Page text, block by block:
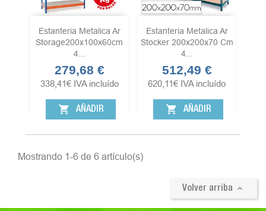
Estanteria Metalica Ar
Storage200x100x60cm
4...
Precio
279,68 €
338,41€ IVA incluído
shopping_cart AÑADIR
Estanteria Metalica Ar
Stocker 200x200x70 Cm
4...
Precio
512,49 €
620,11€ IVA incluído
shopping_cart AÑADIR
Mostrando 1-6 de 6 artículo(s)
Volver arriba 